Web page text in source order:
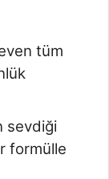
tüm
sevdiği
formülle